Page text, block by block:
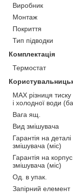
Виробник
Монтаж
Покриття
Тип підводки
Комплектація
Термостат
MAX різниця тиску
і холодної води
Вага ящ.
Вид змішувача
Гарантія на деталі
змішувача (міс)
Гарантія на корпус
змішувача (міс)
Од. в упак.
Запірний елемент